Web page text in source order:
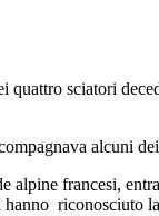
sciatori
alcuni
francesi,
riconosciuto